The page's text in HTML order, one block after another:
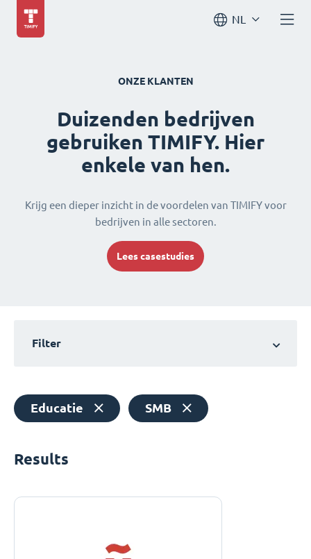
NL
ONZE KLANTEN
Duizenden bedrijven
gebruiken TIMIFY. Hier
enkele van hen.
Krijg een dieper inzicht in de voordelen van TIMIFY voor
bedrijven in alle sectoren.
Lees casestudies
Filter
Educatie SMB
Results